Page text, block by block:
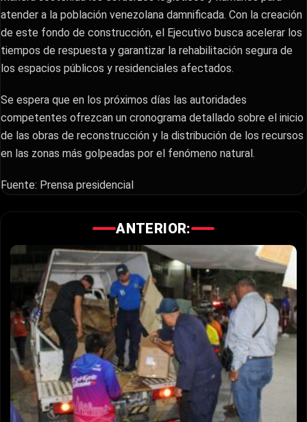
atender a la población venezolana damnificada. Con la creación
de este fondo de construcción, el Ejecutivo busca acelerar los
tiempos de respuesta y garantizar la rehabilitación segura de
los espacios públicos y residenciales afectados.
Se espera que en los próximos días las autoridades
competentes ofrezcan un cronograma detallado sobre el inicio
de las obras de reconstrucción y la distribución de los recursos
en las zonas más golpeadas por el fenómeno natural.
Fuente: Prensa presidencial
ANTERIOR: